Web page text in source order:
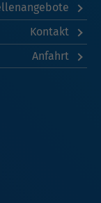
Kontakt
Anfahrt